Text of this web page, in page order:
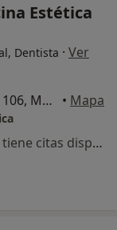
Estética
Dentista · Ver
Calle del Camino Viejo de Leganés, 106, Madrid
• Mapa
Ningún profesional de este centro tiene citas disponibles